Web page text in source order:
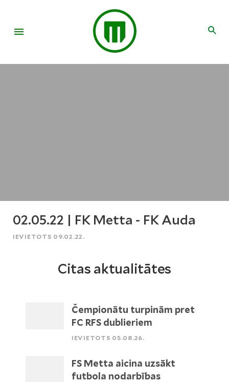
02.05.22 | FK Metta - FK Auda
IEVIETOTS 09.02.22.
Citas aktualitātes
Čempionātu turpinām pret
FC RFS dublieriem
IEVIETOTS 05.08.26.
FS Metta aicina uzsākt
futbola nodarbības